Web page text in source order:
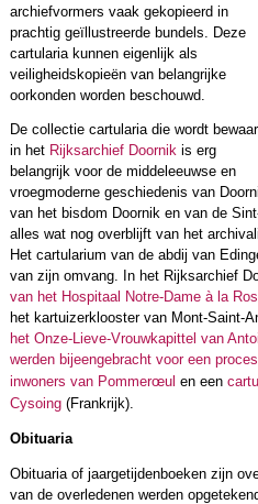
archiefvormers vaak gekopieerd in
prachtig geïllustreerde bundels. Deze
cartularia kunnen eigenlijk als
veiligheidskopieën van belangrijke
oorkonden worden beschouwd.
De collectie cartularia die wordt
in het Rijksarchief Doornikis erg
belangrijk voor de middeleeuwse en
vroegmoderne geschiedenis van
van het bisdom Doornik en van de
alles wat nog overblijft van het
Het cartularium van de abdij van
van zijn omvang. In het Rijksarchief
van het Hospitaal Notre-Dame à la
het kartuizerklooster van Mont-Saint-
het Onze-Lieve-Vrouwkapittel van
werden bijeengebracht voor een
inwoners van Pommerœul en een
Cysoing(Frankrijk).
Obituaria
Obituaria of jaargetijdenboeken zijn
van de overledenen werden